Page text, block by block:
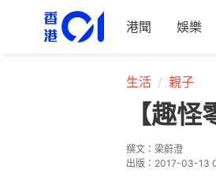
港聞 娛樂
生活 親子
【趣
撰文： 梁蔚澄
出版： 2017-03-13